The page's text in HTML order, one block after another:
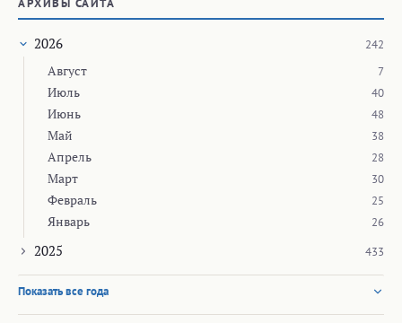
АРХИВЫ САЙТА
2026 242
Август 7
Июль 40
Июнь 48
Май 38
Апрель 28
Март 30
Февраль 25
Январь 26
2025 433
Показать все года